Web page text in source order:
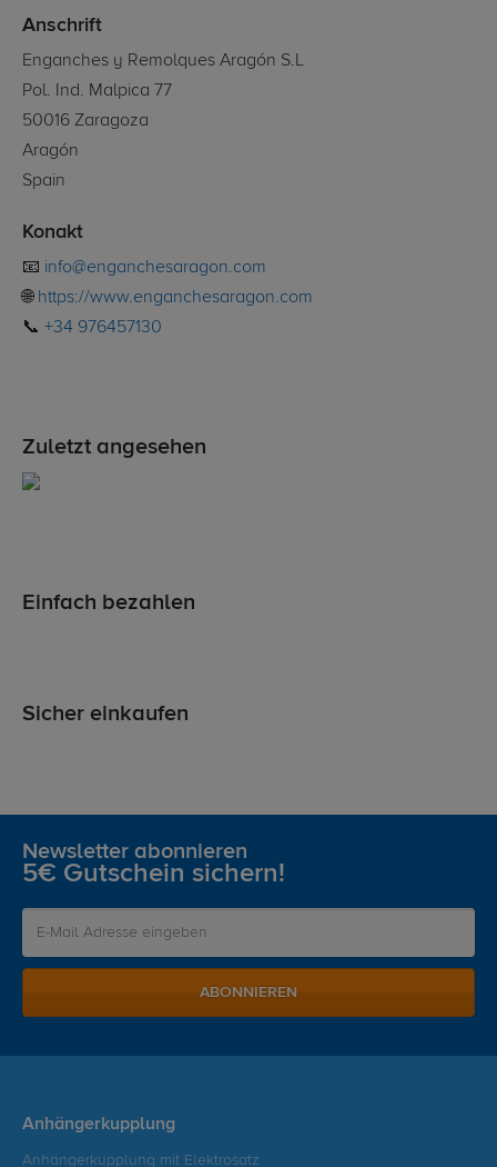
Anschrift
Enganches y Remolques Aragón S.L
Pol. Ind. Malpica 77
50016 Zaragoza
Aragón
Spain
Konakt
📧 info@enganchesaragon.com
🌐 https://www.enganchesaragon.com
📞 +34 976457130
Zuletzt angesehen
Einfach bezahlen
Sicher einkaufen
Newsletter abonnieren
5€ Gutschein sichern!
ABONNIEREN
Anhängerkupplung
Anhängerkupplung mit Elektrosatz